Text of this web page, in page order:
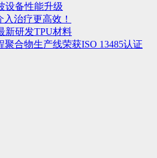
设备性能升级
治疗更高效！
新研发TPU材料
合物生产线荣获ISO 13485认证